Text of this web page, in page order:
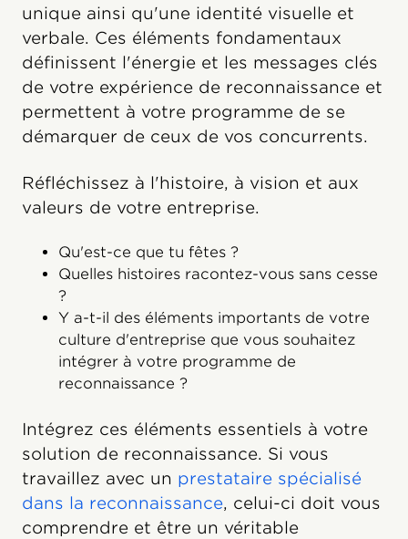
unique ainsi qu'une identité visuelle et
verbale. Ces éléments fondamentaux
définissent l'énergie et les messages clés
de votre expérience de reconnaissance et
permettent à votre programme de se
démarquer de ceux de vos concurrents.
Réfléchissez à l'histoire, à vision et aux
valeurs de votre entreprise.
Qu'est-ce que tu fêtes ?
Quelles histoires racontez-vous sans cesse
?
Y a-t-il des éléments importants de votre
culture d'entreprise que vous souhaitez
intégrer à votre programme de
reconnaissance ?
Intégrez ces éléments essentiels à votre
solution de reconnaissance. Si vous
travaillez avec un prestataire spécialisé
dans la reconnaissance, celui-ci doit vous
comprendre et être un véritable